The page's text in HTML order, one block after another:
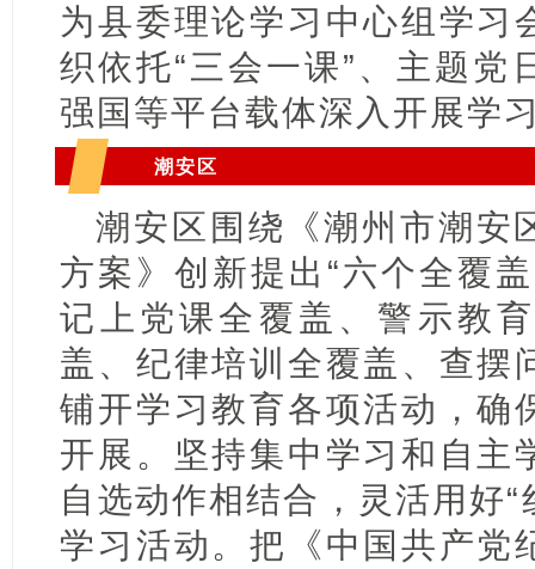
为县委理论学习中心组学习
织依托“三会一课”、主题党
强国等平台载体深入开展学
潮安区
潮安区围绕《潮州市潮安
方案》创新提出“六个全覆
记上党课全覆盖、警示教
盖、纪律培训全覆盖、查摆
铺开学习教育各项活动，确
开展。坚持集中学习和自主
自选动作相结合，灵活用好
学习活动。把《中国共产党